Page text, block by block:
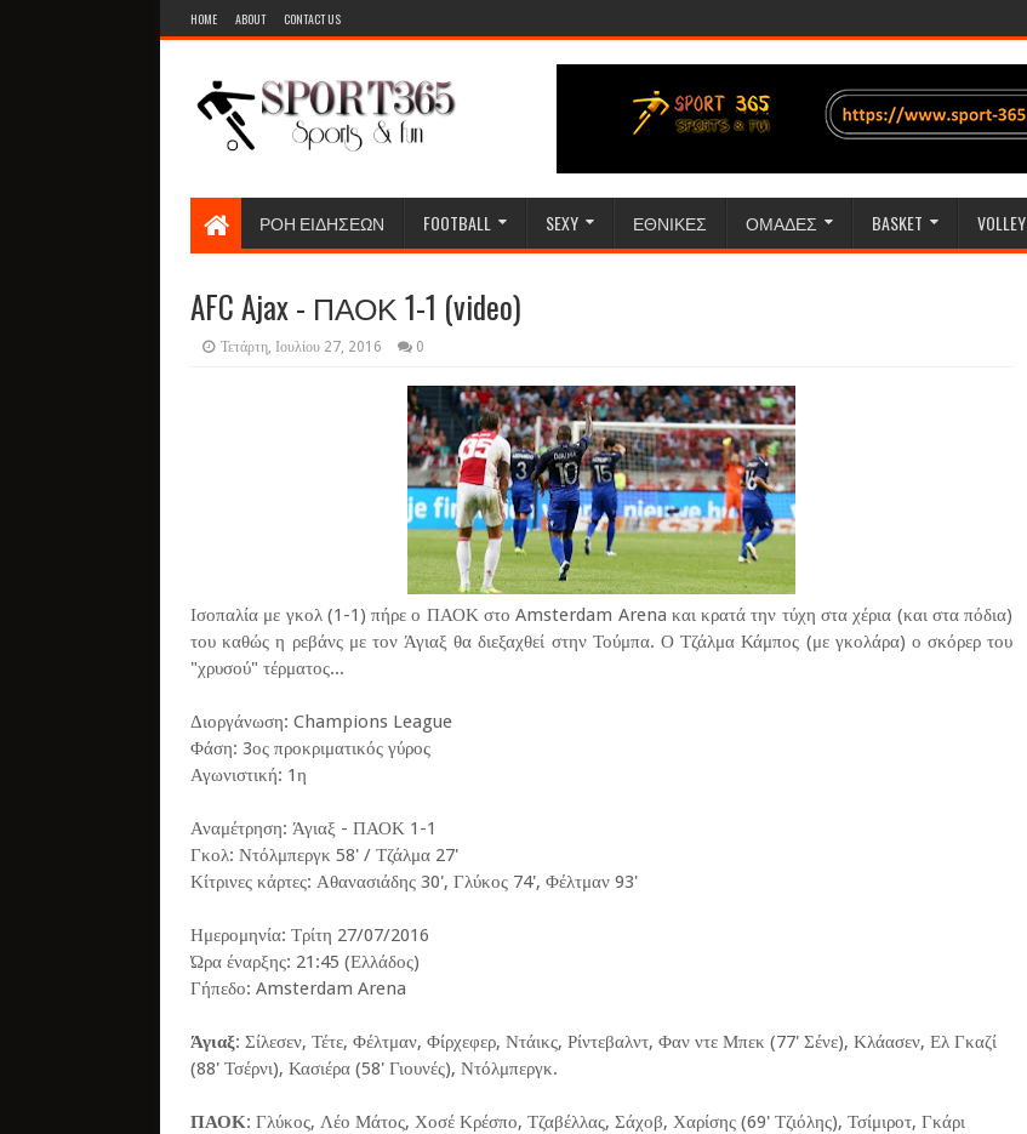
HOME ABOUT CONTACT US
ΡΟΗ ΕΙΔΗΣΕΩΝ FOOTBALL SEXY ΕΘΝΙΚΕΣ ΟΜΑΔΕΣ BASKET VOLLEY
AFC Ajax - ΠΑΟΚ 1-1 (video)
Τετάρτη, Ιουλίου 27, 2016 0
Ισοπαλία με γκολ (1-1) πήρε ο ΠΑΟΚ στο Amsterdam Arena και κρατά την τύχη στα χέρια (και στα πόδια)
του καθώς η ρεβάνς με τον Άγιαξ θα διεξαχθεί στην Τούμπα. Ο Τζάλμα Κάμπος (με γκολάρα) ο σκόρερ του
"χρυσού" τέρματος...
Διοργάνωση: Champions League
Φάση: 3ος προκριματικός γύρος
Αγωνιστική: 1η
Αναμέτρηση: Άγιαξ - ΠΑΟΚ 1-1
Γκολ: Ντόλμπεργκ 58' / Τζάλμα 27'
Κίτρινες κάρτες: Αθανασιάδης 30', Γλύκος 74', Φέλτμαν 93'
Ημερομηνία: Τρίτη 27/07/2016
Ώρα έναρξης: 21:45 (Ελλάδος)
Γήπεδο: Amsterdam Arena
Άγιαξ: Σίλεσεν, Τέτε, Φέλτμαν, Φίρχεφερ, Ντάικς, Ρίντεβαλντ, Φαν ντε Μπεκ (77' Σένε), Κλάασεν, Ελ Γκαζί
(88' Τσέρνι), Κασιέρα (58' Γιουνές), Ντόλμπεργκ.
ΠΑΟΚ: Γλύκος, Λέο Μάτος, Χοσέ Κρέσπο, Τζαβέλλας, Σάχοβ, Χαρίσης (69' Τζιόλης), Τσίμιροτ, Γκάρι